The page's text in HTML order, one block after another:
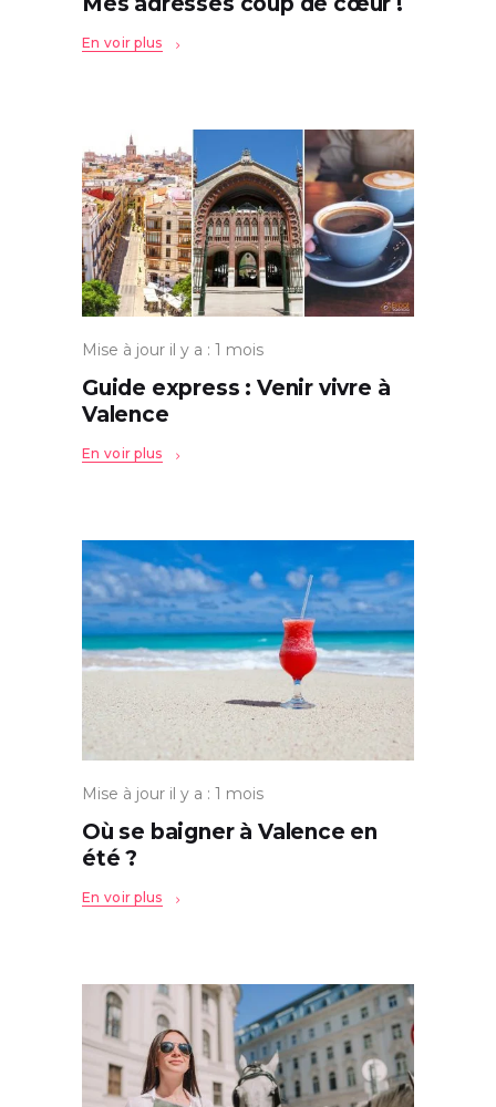
En voir plus
Mise à jour il y a : 1 mois
Guide express : Venir vivre à
Valence
En voir plus
Mise à jour il y a : 1 mois
Où se baigner à Valence en
été ?
En voir plus